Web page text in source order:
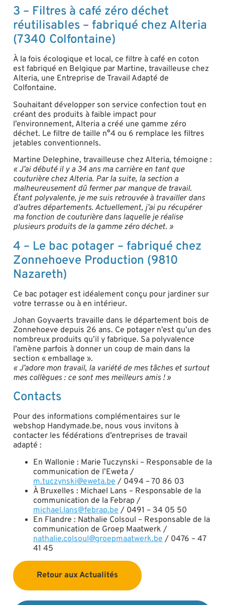
3 – Filtres à café zéro déchet
réutilisables – fabriqué chez Alteria
(7340 Colfontaine)
À la fois écologique et local, ce filtre à café en coton
est fabriqué en Belgique par Martine, travailleuse chez
Alteria, une Entreprise de Travail Adapté de
Colfontaine.
Souhaitant développer son service confection tout en
créant des produits à faible impact pour
l’environnement, Alteria a créé une gamme zéro
déchet. Le filtre de taille n°4 ou 6 remplace les filtres
jetables conventionnels.
Martine Delephine, travailleuse chez Alteria, témoigne :
« J’ai débuté il y a 34 ans ma carrière en tant que
couturière chez Alteria. Par la suite, la section a
malheureusement dû fermer par manque de travail.
Étant polyvalente, je me suis retrouvée à travailler dans
d’autres départements. Actuellement, j’ai pu récupérer
ma fonction de couturière dans laquelle je réalise
plusieurs produits de la gamme zéro déchet. »
4 – Le bac potager – fabriqué chez
Zonnehoeve Production (9810
Nazareth)
Ce bac potager est idéalement conçu pour jardiner sur
votre terrasse ou à en intérieur.
Johan Goyvaerts travaille dans le département bois de
Zonnehoeve depuis 26 ans. Ce potager n’est qu’un des
nombreux produits qu’il y fabrique. Sa polyvalence
l’amène parfois à donner un coup de main dans la
section « emballage ».
« J’adore mon travail, la variété de mes tâches et surtout
mes collègues : ce sont mes meilleurs amis ! »
Contacts
Pour des informations complémentaires sur le
webshop Handymade.be, nous vous invitons à
contacter les fédérations d’entreprises de travail
adapté :
En Wallonie : Marie Tuczynski – Responsable de la
communication de l’Eweta /
m.tuczynski@eweta.be / 0494 – 70 86 03
À Bruxelles : Michael Lans – Responsable de la
communication de la Febrap /
michael.lans@febrap.be / 0491 – 34 05 50
En Flandre : Nathalie Colsoul – Responsable de la
communication de Groep Maatwerk /
nathalie.colsoul@groepmaatwerk.be / 0476 – 47
41 45
Retour aux Actualités